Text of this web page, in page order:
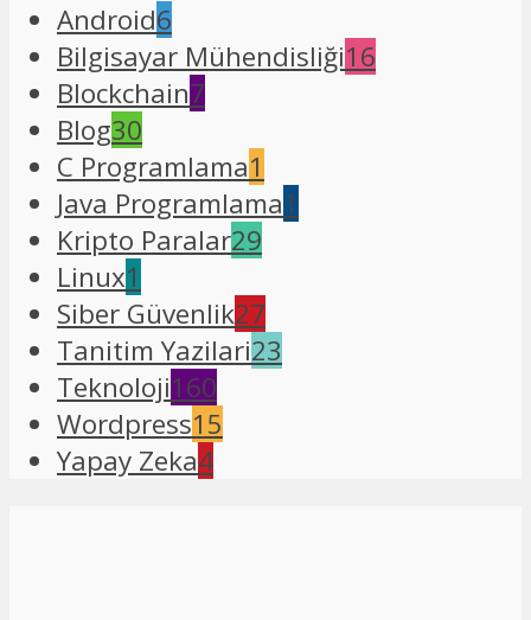
Android6
Bilgisayar Mühendisliği16
Blockchain7
Blog30
C Programlama1
Java Programlama1
Kripto Paralar29
Linux1
Siber Güvenlik27
Tanitim Yazilari23
Teknoloji160
Wordpress15
Yapay Zeka4